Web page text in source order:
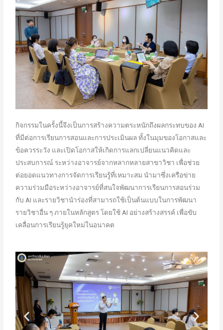
กิจกรรมในครั้งนี้จึงเป็นการสร้างความตระหนักถึงผลกระทบของ AI
ที่มีต่อการเรียนการสอนและการประเมินผล ทั้งในมุมของโอกาสและ
ข้อควรระวัง และเปิดโอกาสให้เกิดการแลกเปลี่ยนแนวคิดและ
ประสบการณ์ ระหว่างอาจารย์จากหลากหลายสาขาวิชา เพื่อช่วย
ต่อยอดแนวทางการจัดการเรียนรู้ที่เหมาะสม นำมาซึ่งเครือข่าย
ความร่วมมือระหว่างอาจารย์ที่สนใจพัฒนาการเรียนการสอนร่วม
กับ AI และรายวิชานำร่องที่สามารถใช้เป็นต้นแบบในการพัฒนา
รายวิชาอื่น ๆ ภายในหลักสูตร โดยใช้ AI อย่างสร้างสรรค์ เพื่อขับ
เคลื่อนการเรียนรู้ยุคใหม่ในอนาคต